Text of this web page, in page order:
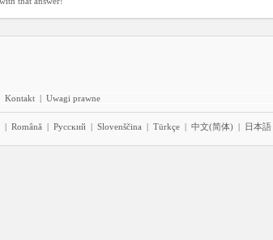
Kontakt | Uwagi prawne
| Română | Pyccĸий | Slovenščina | Türkçe | 中文(简体) | 日本語